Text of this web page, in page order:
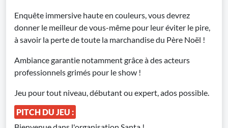
Enquête immersive haute en couleurs, vous devrez
donner le meilleur de vous-même pour leur éviter le pire,
à savoir la perte de toute la marchandise du Père Noël !
Ambiance garantie notamment grâce à des acteurs
professionnels grimés pour le show !
Jeu pour tout niveau, débutant ou expert, ados possible.
PITCH DU JEU :